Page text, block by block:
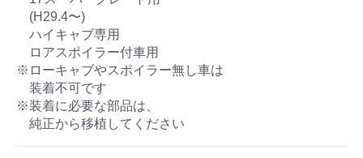
(H29.4〜)
ハイキャブ専用
ロアスポイラー付車用
※ローキャブやスポイラー無し車は
装着不可です
※装着に必要な部品は、
純正から移植してください